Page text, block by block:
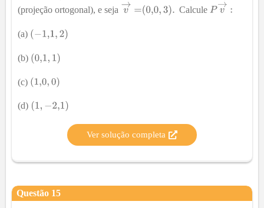
(projeção ortogonal), e seja
Calcule
(a)
(b)
(c)
(d)
Ver solução completa
Questão 15